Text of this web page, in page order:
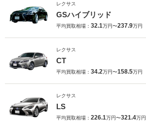
レクサス
GSハイブリッド
平均買取相場： 32.1万円〜237.9万円
レクサス
CT
平均買取相場： 34.2万円〜158.5万円
レクサス
LS
平均買取相場： 226.1万円〜321.4万円